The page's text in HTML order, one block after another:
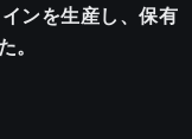
ンを生産し、保有
。